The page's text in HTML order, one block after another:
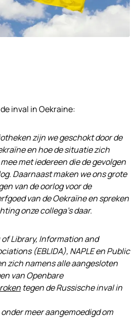
inval in Oekraine:
zijn we geschokt door de
en hoe de situatie zich
met iedereen die de gevolgen
Daarnaast maken we ons grote
van de oorlog voor de
van de Oekraïne en spreken
onze collega’s daar.
Library, Information and
(EBLIDA), NAPLE en Public
zich namens alle aangesloten
van Openbare
tegen de Russische inval in
meer aangemoedigd om